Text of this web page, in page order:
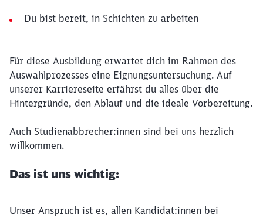
Du bist bereit, in Schichten zu arbeiten
Für diese Ausbildung erwartet dich im Rahmen des
Auswahlprozesses eine Eignungsuntersuchung. Auf
unserer Karriereseite erfährst du alles über die
Hintergründe, den Ablauf und die ideale Vorbereitung.
Auch Studienabbrecher:innen sind bei uns herzlich
willkommen.
Das ist uns wichtig:
Unser Anspruch ist es, allen Kandidat:innen bei